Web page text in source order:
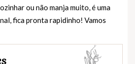
ou não manja muito, é uma
fica pronta rapidinho! Vamos